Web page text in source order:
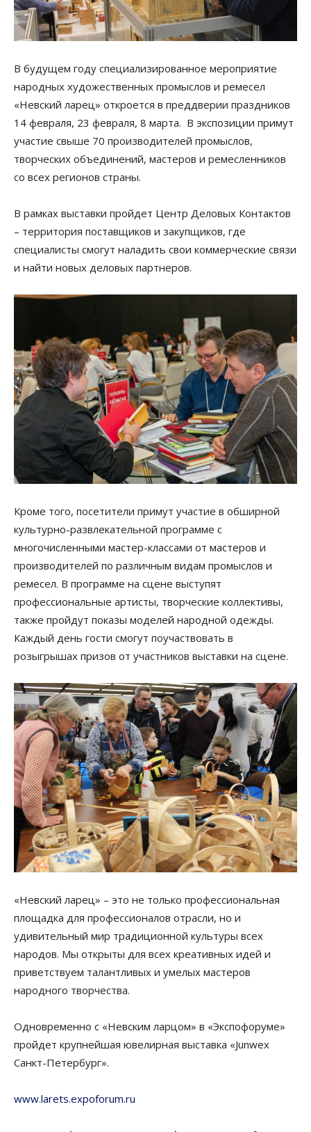
В будущем году специализированное мероприятие
народных художественных промыслов и ремесел
«Невский ларец» откроется в преддверии праздников
14 февраля, 23 февраля, 8 марта. В экспозиции примут
участие свыше 70 производителей промыслов,
творческих объединений, мастеров и ремесленников
со всех регионов страны.
В рамках выставки пройдет Центр Деловых Контактов
– территория поставщиков и закупщиков, где
специалисты смогут наладить свои коммерческие связи
и найти новых деловых партнеров.
Кроме того, посетители примут участие в обширной
культурно-развлекательной программе с
многочисленными мастер-классами от мастеров и
производителей по различным видам промыслов и
ремесел. В программе на сцене выступят
профессиональные артисты, творческие коллективы,
также пройдут показы моделей народной одежды.
Каждый день гости смогут поучаствовать в
розыгрышах призов от участников выставки на сцене.
«Невский ларец» – это не только профессиональная
площадка для профессионалов отрасли, но и
удивительный мир традиционной культуры всех
народов. Мы открыты для всех креативных идей и
приветствуем талантливых и умелых мастеров
народного творчества.
Одновременно с «Невским ларцом» в «Экспофоруме»
пройдет крупнейшая ювелирная выставка «Junwex
Санкт-Петербург».
www.larets.expoforum.ru